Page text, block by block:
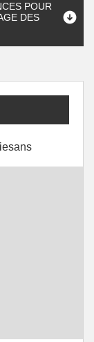
POUR
DES